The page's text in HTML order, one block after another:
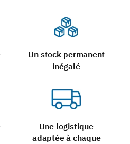
Un stock permanent
inégalé
Une logistique
adaptée à chaque